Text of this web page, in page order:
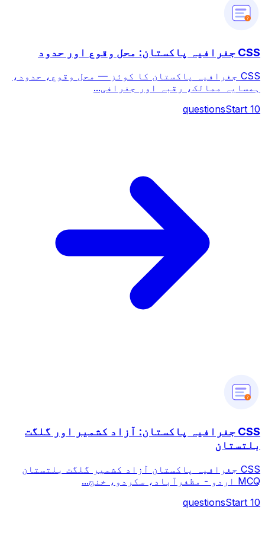
?
CSS جغرافیہ پاکستان: محل وقوع اور حدود
CSS جغرافیہ پاکستان کا کوئز — محل وقوع، حدود،
ہمسایہ ممالک، رقبہ اور جغرافی...
10
questionsStart
?
CSS جغرافیہ پاکستان: آزاد کشمیر اور گلگت
بلتستان
CSS جغرافیہ پاکستان آزاد کشمیر گلگت بلتستان
MCQ اردو - مظفرآباد، سکردو، خنج...
10
questionsStart